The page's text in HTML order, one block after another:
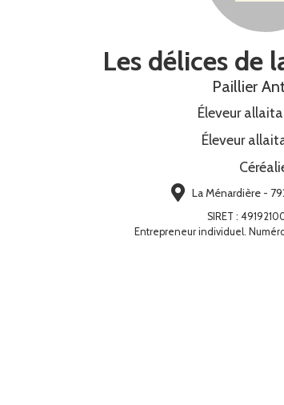
Les délices de
Paillier
Éleveur
Éleveur
La Ménardière -
SIRET :
Entrepreneur individuel.